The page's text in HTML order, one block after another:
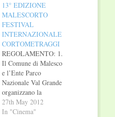
13° EDIZIONE
MALESCORTO
FESTIVAL
INTERNAZIONALE
CORTOMETRAGGI
REGOLAMENTO: 1.
Il Comune di Malesco
e l’Ente Parco
Nazionale Val Grande
organizzano la
tredicesima edizione
del Festival
27th May 2012
In "Cinema"